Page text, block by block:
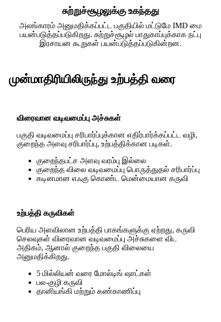
சுற்றுச்சூழலுக்கு உகந்தது
அலங்காரம் அனுமதிக்கப்பட்ட பகுதியில் மட்டுமே IMD மை
பயன்படுத்தப்படுகிறது. சுற்றுச்சூழல் பாதுகாப்புக்காக நட்பு
இரசாயன கூறுகள் பயன்படுத்தப்படுகின்றன.
முன்மாதிரியிலிருந்து உற்பத்தி வரை
விரைவான வடிவமைப்பு அச்சுகள்
பகுதி வடிவமைப்பு சரிபார்ப்புக்கான எதிர்பார்க்கப்பட்ட வழி,
குறைந்த அளவு சரிபார்ப்பு, உற்பத்திக்கான படிகள்.
குறைந்தபட்ச அளவு வரம்பு இல்லை
குறைந்த விலை வடிவமைப்பு பொருத்துதல் சரிபார்ப்பு
கடினமான எஃகு கொண்ட மென்மையான கருவி
உற்பத்தி கருவிகள்
பெரிய அளவிலான உற்பத்தி பாகங்களுக்கு ஏற்றது, கருவி
செலவுகள் விரைவான வடிவமைப்பு அச்சுகளை விட
அதிகம், ஆனால் குறைந்த பகுதி விலையை
அனுமதிக்கிறது.
5 மில்லியன் வரை மோல்டிங் ஷாட்கள்
பல-குழி கருவி
தானியங்கி மற்றும் கண்காணிப்பு